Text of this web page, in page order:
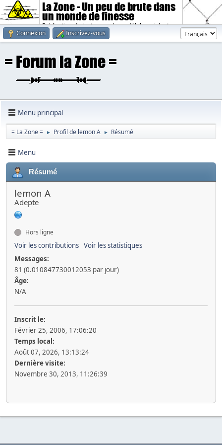
La Zone - Un peu de brute dans
un monde de finesse
Publication de textes sombres, débiles, violents.
Connexion
Inscrivez-vous
Menu principal
= La Zone = ► Profil de lemon A ► Résumé
Menu
Résumé
lemon A
Adepte
Hors ligne
Voir les contributions Voir les statistiques
Messages:
81 (0.010847730012053 par jour)
Âge:
N/A
Inscrit le:
Février 25, 2006, 17:06:20
Temps local:
Août 07, 2026, 13:13:24
Dernière visite:
Novembre 30, 2013, 11:26:39